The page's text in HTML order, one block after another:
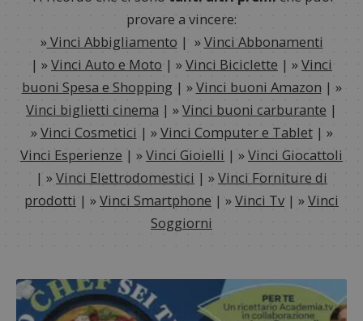
provare a vincere:
»Vinci Abbigliamento | »Vinci Abbonamenti
| »Vinci Auto e Moto | »Vinci Biciclette | »Vinci
buoni Spesa e Shopping | »Vinci buoni Amazon| »
Vinci biglietti cinema | »Vinci buoni carburante |
»Vinci Cosmetici | »Vinci Computer e Tablet| »
Vinci Esperienze | »Vinci Gioielli | »Vinci Giocattoli
| »Vinci Elettrodomestici | »Vinci Forniture di
prodotti | »Vinci Smartphone | »Vinci Tv | »Vinci
Soggiorni